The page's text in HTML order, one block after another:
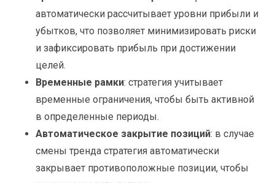
автоматически рассчитывает уровни прибыли и
убытков, что позволяет минимизировать риски
и зафиксировать прибыль при достижении
целей.
Временные рамки: стратегия учитывает
временные ограничения, чтобы быть активной
в определенные периоды.
Автоматическое закрытие позиций: в случае
смены тренда стратегия автоматически
закрывает противоположные позиции, чтобы